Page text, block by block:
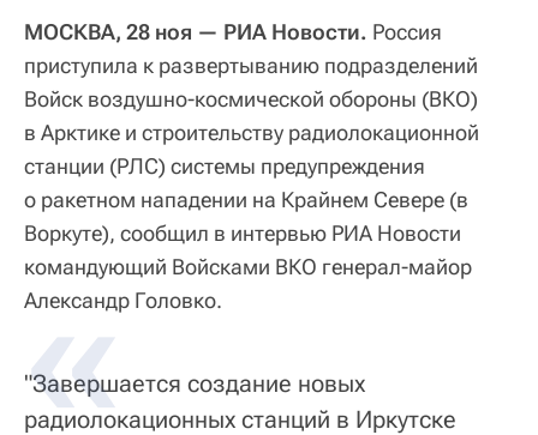
МОСКВА, 28 ноя — РИА Новости. Россия
приступила к развертыванию подразделений
Войск воздушно-космической обороны (ВКО)
в Арктике и строительству радиолокационной
станции (РЛС) системы предупреждения
о ракетном нападении на Крайнем Севере (в
Воркуте), сообщил в интервью РИА Новости
командующий Войсками ВКО генерал-майор
Александр Головко.
"Завершается создание новых
радиолокационных станций в Иркутске